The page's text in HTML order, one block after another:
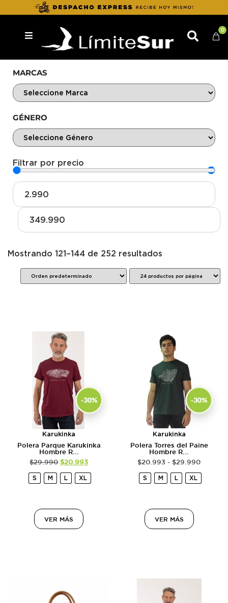
0
MARCAS
GÉNERO
Filtrar por precio
Mostrando 121–144 de 252 resultados
-30%
Karukinka
Polera Parque Karukinka
Hombre R...
$29.990 $20.993
S M L XL
VER MÁS
-30%
Karukinka
Polera Torres del Paine
Hombre R...
$20.993 - $29.990
S M L XL
VER MÁS